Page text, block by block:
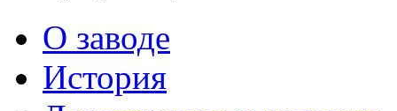
О заводе
История